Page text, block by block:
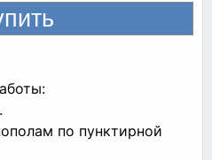
по пунктирной